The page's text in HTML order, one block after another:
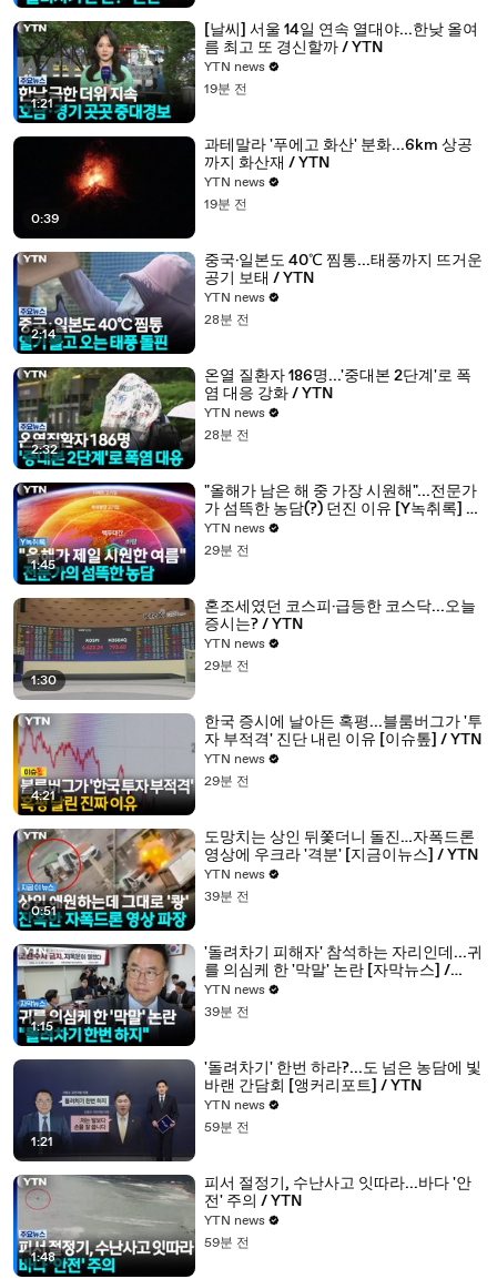
1:21
[날씨] 서울 14일 연속 열대야...한낮 올여
름 최고 또 경신할까 / YTN
YTN news
19분 전
0:39
과테말라 '푸에고 화산' 분화...6km 상공
까지 화산재 / YTN
YTN news
19분 전
2:14
중국·일본도 40℃ 찜통...태풍까지 뜨거운
공기 보태 / YTN
YTN news
28분 전
2:32
온열 질환자 186명...'중대본 2단계'로 폭
염 대응 강화 / YTN
YTN news
28분 전
1:45
"올해가 남은 해 중 가장 시원해"...전문가
가 섬뜩한 농담(?) 던진 이유 [Y녹취록] /
YTN
YTN news
29분 전
1:30
혼조세였던 코스피·급등한 코스닥...오늘
증시는? / YTN
YTN news
29분 전
4:21
한국 증시에 날아든 혹평...블룸버그가 '투
자 부적격' 진단 내린 이유 [이슈톺] / YTN
YTN news
29분 전
0:51
도망치는 상인 뒤쫓더니 돌진…자폭드론
영상에 우크라 '격분' [지금이뉴스] / YTN
YTN news
39분 전
1:15
'돌려차기 피해자' 참석하는 자리인데...귀
를 의심케 한 '막말' 논란 [자막뉴스] /
YTN
YTN news
39분 전
1:21
'돌려차기' 한번 하라?...도 넘은 농담에 빛
바랜 간담회 [앵커리포트] / YTN
YTN news
59분 전
1:48
피서 절정기, 수난사고 잇따라...바다 '안
전' 주의 / YTN
YTN news
59분 전